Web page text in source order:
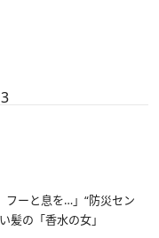
3
フーと息を…」“防災セン
髪の「香水の女」